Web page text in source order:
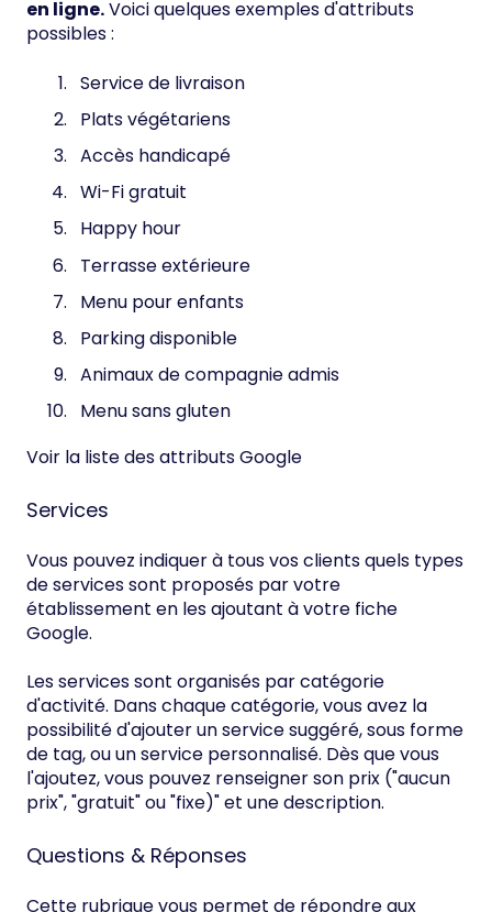
en ligne.Voici quelques exemples d'attributs
possibles :
Service de livraison
Plats végétariens
Accès handicapé
Wi-Fi gratuit
Happy hour
Terrasse extérieure
Menu pour enfants
Parking disponible
Animaux de compagnie admis
Menu sans gluten
Voir la liste des attributs Google
Services
Vous pouvez indiquer à tous vos clients quels types
de services sont proposés par votre
établissement en les ajoutant à votre fiche
Google.
Les services sont organisés par catégorie
d'activité. Dans chaque catégorie, vous avez la
possibilité d'ajouter un service suggéré, sous forme
de tag, ou un service personnalisé. Dès que vous
l'ajoutez, vous pouvez renseigner son prix ("aucun
prix", "gratuit" ou "fixe)" et une description.
Questions & Réponses
Cette rubrique vous permet de répondre aux